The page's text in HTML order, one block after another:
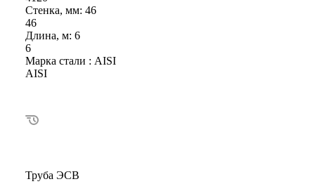
Стенка, мм: 46
46
Длина, м: 6
6
Марка стали : AISI
AISI
Труба ЭСВ